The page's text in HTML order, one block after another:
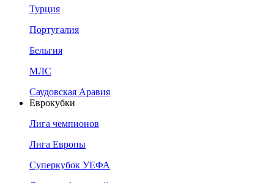
Турция
Португалия
Бельгия
МЛС
Саудовская Аравия
Еврокубки
Лига чемпионов
Лига Европы
Суперкубок УЕФА